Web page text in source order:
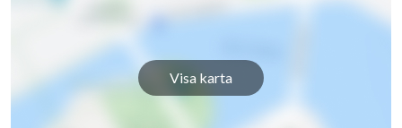
Visa karta